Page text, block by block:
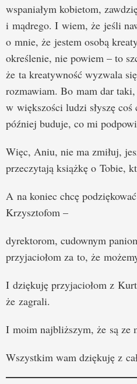
wspaniałym kobietom,
i mądrego. I wiem, że jeśli
o mnie, że jestem osobą
określenie, nie powiem – to
że ta kreatywność wyzwala
rozmawiam. Bo mam dar
w większości ludzi słyszę
później buduje, co mi
Więc, Aniu, nie ma zmiłuj,
przeczytają książkę o Tobie,
A na koniec chcę
Krzysztofom –
dyrektorom, cudownym
przyjaciołom za to, że
I dziękuję przyjaciołom z
że zagrali.
I moim najbliższym, że są ze
Wszystkim wam dziękuję z